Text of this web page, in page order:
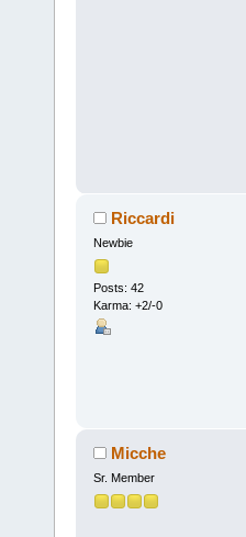
Riccardi
Newbie
Posts: 42
Karma: +2/-0
Micche
Sr. Member